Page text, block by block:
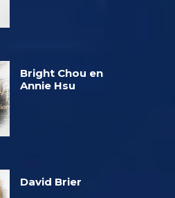
Bright Chou en
Annie Hsu
David Brier